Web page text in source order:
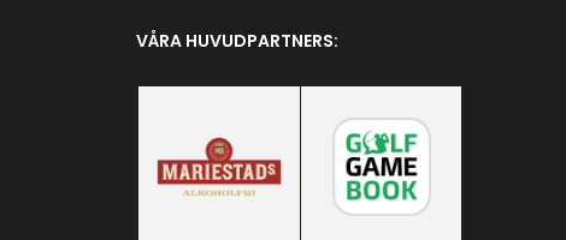
VÅRA HUVUDPARTNERS: